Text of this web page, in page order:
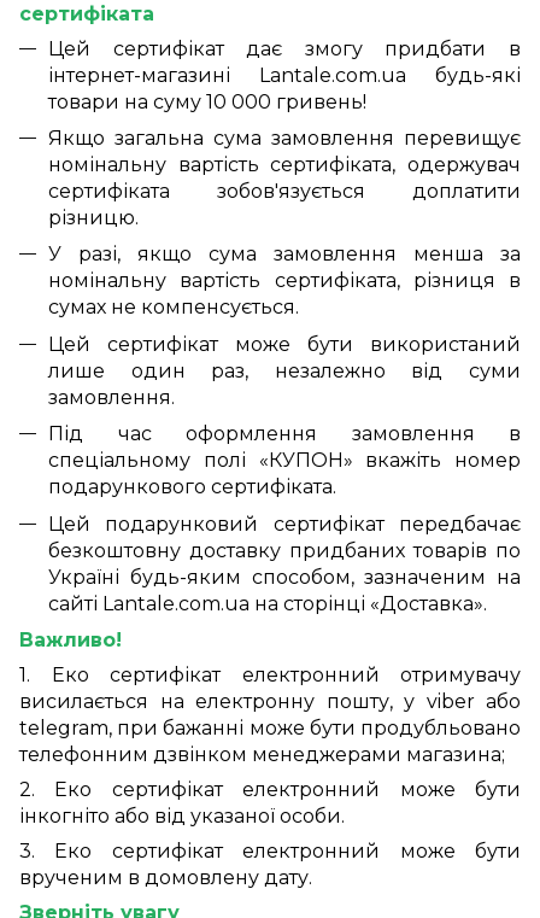
сертифіката
Цей сертифікат дає змогу придбати в
інтернет-магазині Lantale.com.ua будь-які
товари на суму 10 000 гривень!
Якщо загальна сума замовлення перевищує
номінальну вартість сертифіката, одержувач
сертифіката зобов'язується доплатити
різницю.
У разі, якщо сума замовлення менша за
номінальну вартість сертифіката, різниця в
сумах не компенсується.
Цей сертифікат може бути використаний
лише один раз, незалежно від суми
замовлення.
Під час оформлення замовлення в
спеціальному полі «КУПОН» вкажіть номер
подарункового сертифіката.
Цей подарунковий сертифікат передбачає
безкоштовну доставку придбаних товарів по
Україні будь-яким способом, зазначеним на
сайті Lantale.com.ua на сторінці «Доставка».
Важливо!
1. Еко сертифікат електронний отримувачу
висилається на електронну пошту, у viber або
telegram, при бажанні може бути продубльовано
телефонним дзвінком менеджерами магазина;
2. Еко сертифікат електронний може бути
інкогніто або від указаної особи.
3. Еко сертифікат електронний може бути
врученим в домовлену дату.
Зверніть увагу